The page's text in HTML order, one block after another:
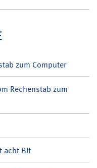
zum Computer
Rechenstab zum
acht Bit